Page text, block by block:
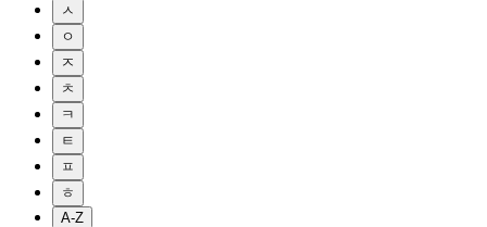
ㅅ
ㅇ
ㅈ
ㅊ
ㅋ
ㅌ
ㅍ
ㅎ
A-Z